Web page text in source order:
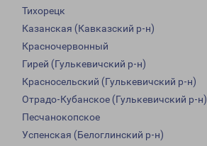
Тихорецк
Казанская (Кавказский р-н)
Красночервонный
Гирей (Гулькевичский р-н)
Красносельский (Гулькевичский р-н)
Отрадо-Кубанское (Гулькевичский р-н)
Песчанокопское
Успенская (Белоглинский р-н)